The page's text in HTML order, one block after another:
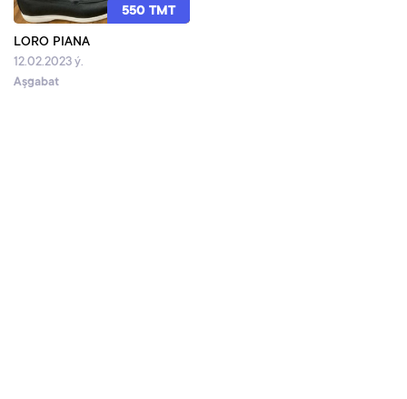
550 TMT
LORO PIANA
12.02.2023 ý.
Aşgabat